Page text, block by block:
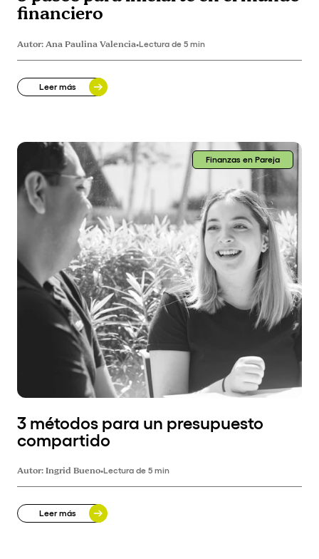
financiero
Autor:Ana Paulina Valencia•Lectura de 5 min
Leer más
Finanzas en Pareja
3 métodos para un presupuesto
compartido
Autor:Ingrid Bueno•Lectura de 5 min
Leer más